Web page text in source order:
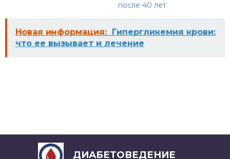
после 40 лет
Новая информация:
Гипергликемия крови:
что ее вызывает и лечение
ДИАБЕТОВЕДЕНИЕ